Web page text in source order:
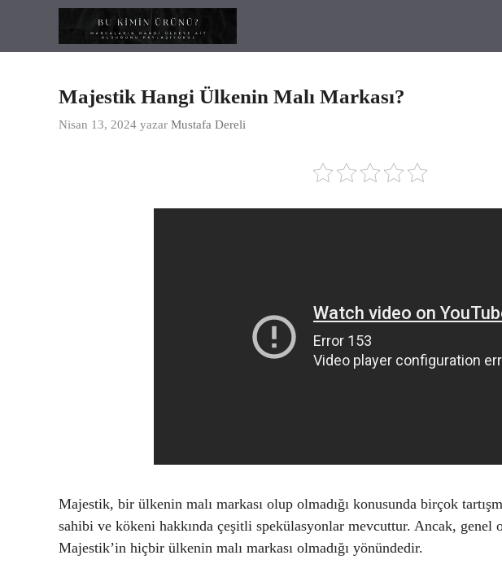
Majestik Hangi Ülkenin Malı Markası?
Nisan 13, 2024 yazar Mustafa Dereli
Majestik, bir ülkenin malı markası olup olmadığı konusunda birçok
sahibi ve kökeni hakkında çeşitli spekülasyonlar mevcuttur. Ancak, genel
Majestik’in hiçbir ülkenin malı markası olmadığı yönündedir.